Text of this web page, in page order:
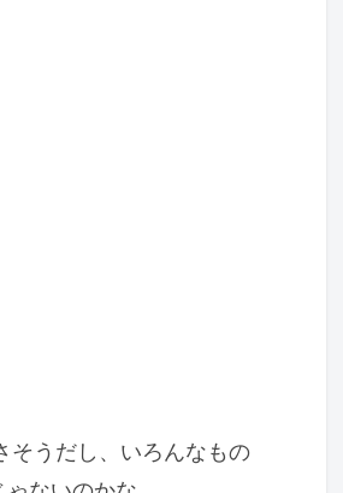
うだし、いろんなもの